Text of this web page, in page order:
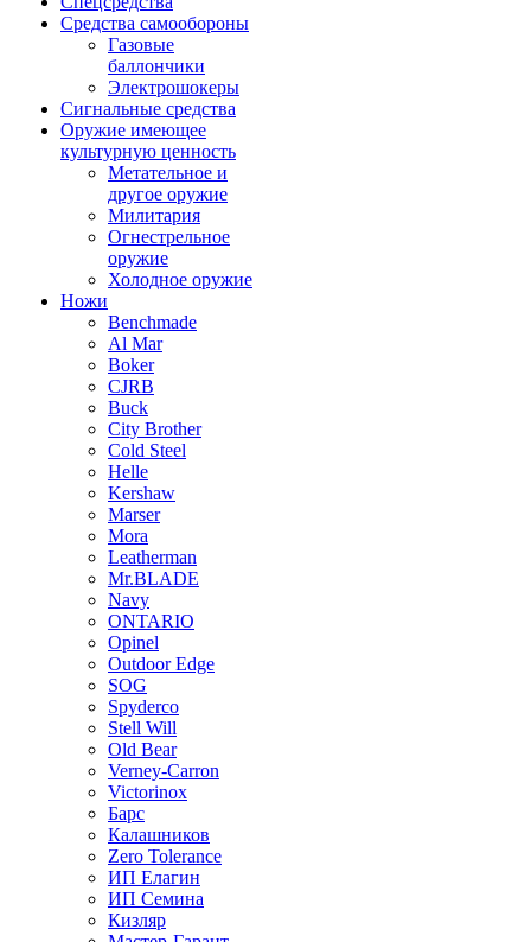
Средства самообороны
Газовые
баллончики
Электрошокеры
Сигнальные средства
Оружие имеющее
культурную ценность
Метательное и
другое оружие
Милитария
Огнестрельное
оружие
Холодное оружие
Ножи
Benchmade
Al Mar
Boker
CJRB
Buck
City Brother
Cold Steel
Helle
Kershaw
Marser
Mora
Leatherman
Mr.BLADE
Navy
ONTARIO
Opinel
Outdoor Edge
SOG
Spyderco
Stell Will
Old Bear
Verney-Carron
Victorinox
Барс
Калашников
Zero Tolerance
ИП Елагин
ИП Семина
Кизляр